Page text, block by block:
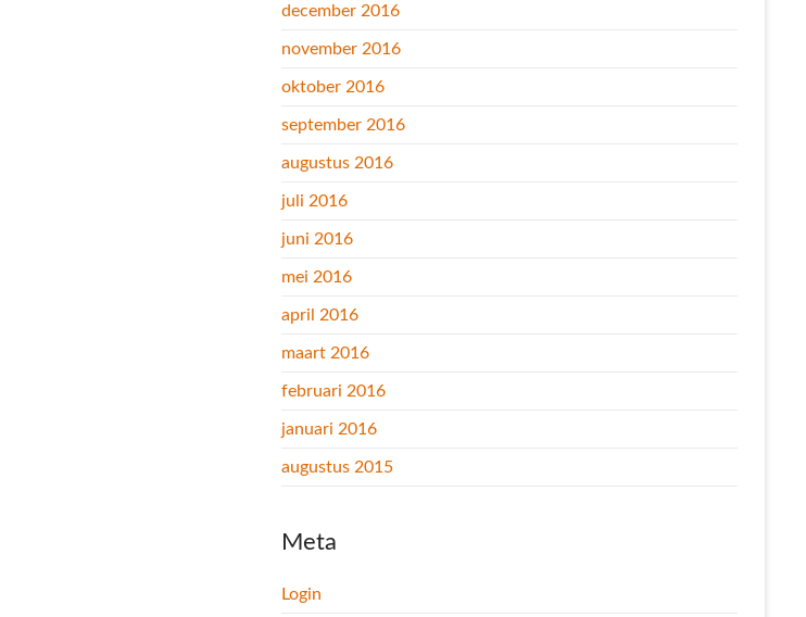
december 2016
november 2016
oktober 2016
september 2016
augustus 2016
juli 2016
juni 2016
mei 2016
april 2016
maart 2016
februari 2016
januari 2016
augustus 2015
Meta
Login